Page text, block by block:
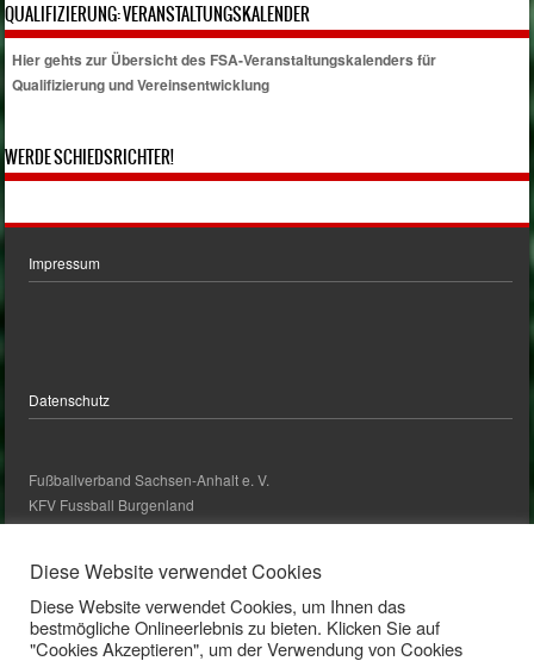
QUALIFIZIERUNG: VERANSTALTUNGSKALENDER
Hier gehts zur Übersicht des FSA-Veranstaltungskalenders für
Qualifizierung und Vereinsentwicklung
WERDE SCHIEDSRICHTER!
Impressum
Datenschutz
Fußballverband Sachsen-Anhalt e. V.
KFV Fussball Burgenland
kontakt@kfv-fussball-burgenland.de
Kontakt
Diese Website verwendet Cookies
Diese Website verwendet Cookies, um Ihnen das
bestmögliche Onlineerlebnis zu bieten. Klicken Sie auf
"Cookies Akzeptieren", um der Verwendung von Cookies